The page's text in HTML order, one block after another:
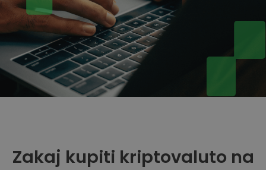
Zakaj kupiti kriptovaluto na